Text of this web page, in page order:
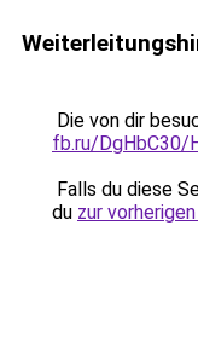
Die von dir
fb.ru/DgHbC30/
Falls du diese
du zur